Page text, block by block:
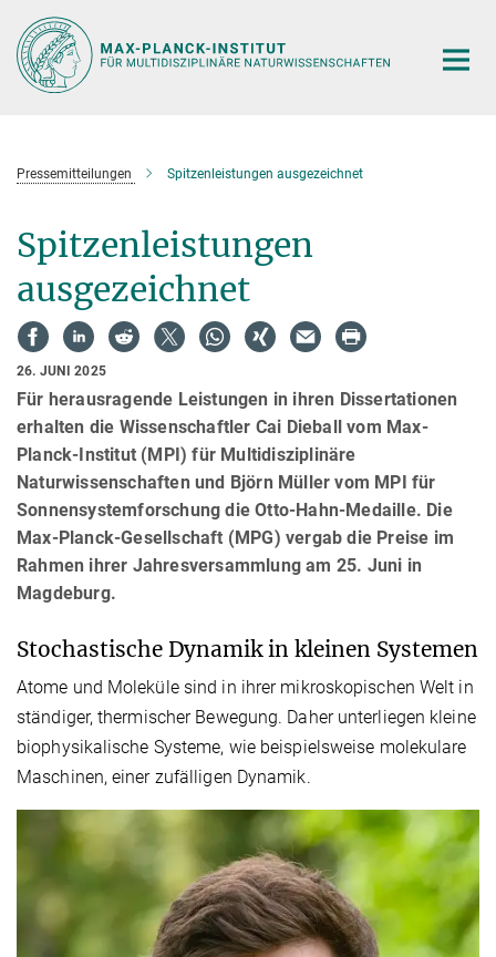
Hauptinhalt
Pressemitteilungen Spitzenleistungen ausgezeichnet
Spitzenleistungen
ausgezeichnet
26. JUNI 2025
Für herausragende Leistungen in ihren Dissertationen
erhalten die Wissenschaftler Cai Dieball vom Max-
Planck-Institut (MPI) für Multidisziplinäre
Naturwissenschaften und Björn Müller vom MPI für
Sonnensystemforschung die Otto-Hahn-Medaille. Die
Max-Planck-Gesellschaft (MPG) vergab die Preise im
Rahmen ihrer Jahresversammlung am 25. Juni in
Magdeburg.
Stochastische Dynamik in kleinen Systemen
Atome und Moleküle sind in ihrer mikroskopischen Welt in
ständiger, thermischer Bewegung. Daher unterliegen kleine
biophysikalische Systeme, wie beispielsweise molekulare
Maschinen, einer zufälligen Dynamik.